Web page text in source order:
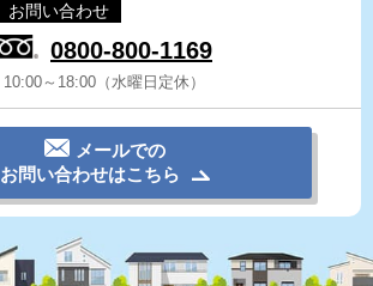
お問い合わせ
0800-800-1169
10:00～18:00（水曜日定休）
メールでの
お問い合わせはこちら